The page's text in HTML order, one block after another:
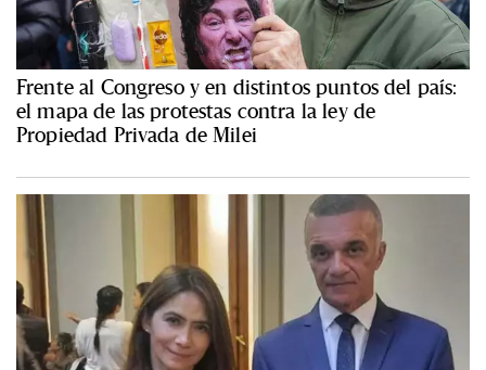
Frente al Congreso y en distintos puntos del país:
el mapa de las protestas contra la ley de
Propiedad Privada de Milei